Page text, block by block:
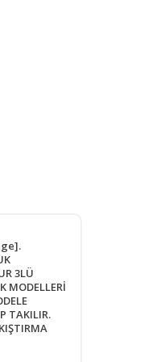
3LÜ
MODELLERİ
TAKILIR.